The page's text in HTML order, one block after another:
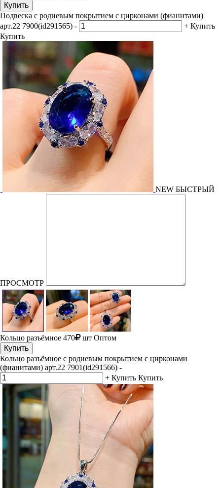
Купить
Подвеска с родиевым покрытием с цирконами (фианитами)
арт.22 7900(id291565) - + Купить
Купить
NEW БЫСТРЫЙ
ПРОСМОТР
Кольцо разъёмное 470 шт Оптом
Купить
Кольцо разъёмное с родиевым покрытием с цирконами
(фианитами) арт.22 7901(id291566) -
+ Купить Купить